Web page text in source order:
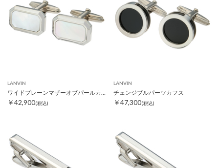
LANVIN
ワイドプレーンマザーオブパールカフス
￥42,900(税込)
LANVIN
チェンジブルパーツカフス
￥47,300(税込)